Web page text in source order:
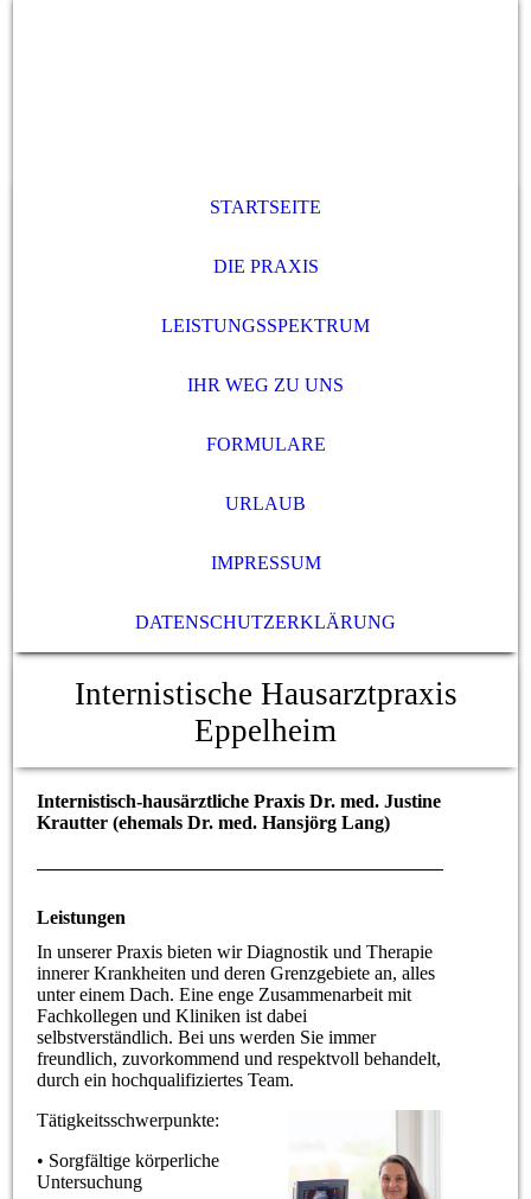
STARTSEITE
DIE PRAXIS
LEISTUNGSSPEKTRUM
IHR WEG ZU UNS
FORMULARE
URLAUB
IMPRESSUM
DATENSCHUTZERKLÄRUNG
Internistische Hausarztpraxis
Eppelheim
Internistisch-hausärztliche Praxis Dr. med. Justine
Krautter (ehemals Dr. med. Hansjörg Lang)
Leistungen
In unserer Praxis bieten wir Diagnostik und Therapie
innerer Krankheiten und deren Grenzgebiete an, alles
unter einem Dach. Eine enge Zusammenarbeit mit
Fachkollegen und Kliniken ist dabei
selbstverständlich. Bei uns werden Sie immer
freundlich, zuvorkommend und respektvoll behandelt,
durch ein hochqualifiziertes Team.
Tätigkeitsschwerpunkte:
• Sorgfältige körperliche
Untersuchung